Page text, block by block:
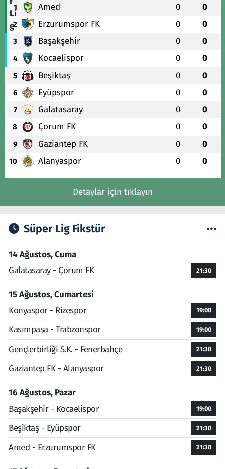
1 Amed 0 0
2 Erzurumspor FK 0 0
3 Başakşehir 0 0
4 Kocaelispor 0 0
5 Beşiktaş 0 0
6 Eyüpspor 0 0
7 Galatasaray 0 0
8 Çorum FK 0 0
9 Gaziantep FK 0 0
10 Alanyaspor 0 0
Detaylar için tıklayın
Süper Lig Fikstür
14 Ağustos, Cuma
Galatasaray - Çorum FK
21:30
15 Ağustos, Cumartesi
Konyaspor - Rizespor
19:00
Kasımpaşa - Trabzonspor 19:00
Gençlerbirliği S.K. - Fenerbahçe 21:30
Gaziantep FK - Alanyaspor 21:30
16 Ağustos, Pazar
Başakşehir - Kocaelispor
19:00
Beşiktaş - Eyüpspor 21:30
Amed - Erzurumspor FK 21:30